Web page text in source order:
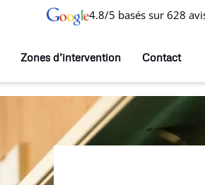
4.8/5 basés sur 628
Zones d’intervention Contact